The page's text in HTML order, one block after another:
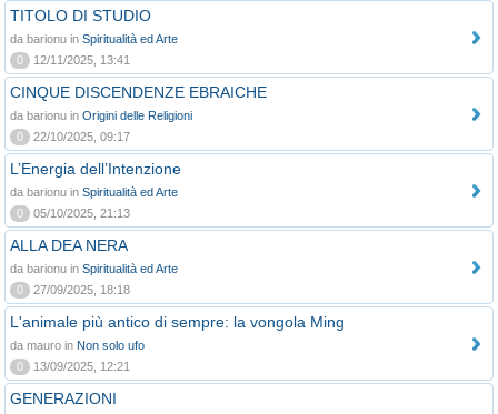
TITOLO DI STUDIO
da barionu in Spiritualità ed Arte
0
12/11/2025, 13:41
CINQUE DISCENDENZE EBRAICHE
da barionu in Origini delle Religioni
0
22/10/2025, 09:17
L’Energia dell’Intenzione
da barionu in Spiritualità ed Arte
0
05/10/2025, 21:13
ALLA DEA NERA
da barionu in Spiritualità ed Arte
0
27/09/2025, 18:18
L'animale più antico di sempre: la vongola Ming
da mauro in Non solo ufo
0
13/09/2025, 12:21
GENERAZIONI